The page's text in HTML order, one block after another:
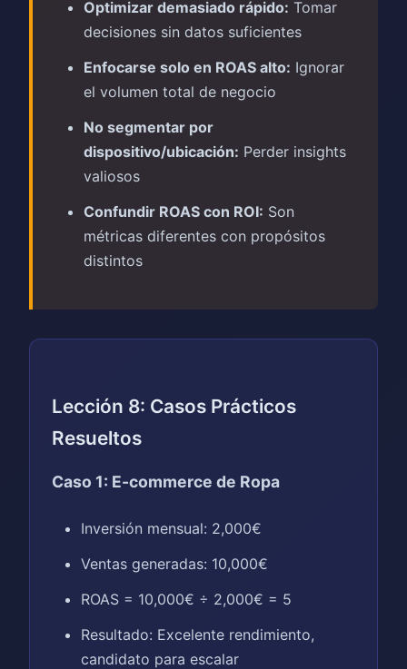
Optimizar demasiado rápido: Tomar
decisiones sin datos suficientes
Enfocarse solo en ROAS alto: Ignorar
el volumen total de negocio
No segmentar por
dispositivo/ubicación: Perder insights
valiosos
Confundir ROAS con ROI: Son
métricas diferentes con propósitos
distintos
Lección 8: Casos Prácticos
Resueltos
Caso 1: E-commerce de Ropa
Inversión mensual: 2,000€
Ventas generadas: 10,000€
ROAS = 10,000€ ÷ 2,000€ = 5
Resultado: Excelente rendimiento,
candidato para escalar